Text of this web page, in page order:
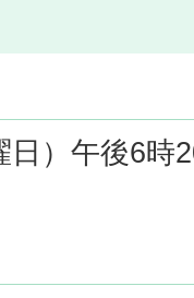
日）午後6時